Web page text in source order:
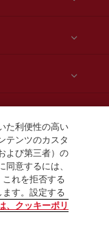
ン語、英語、日
た利便性の高い
テンツのカスタ
よび第三者）の
意するには、
これを拒否する
ます。設定する
、クッキーポリ